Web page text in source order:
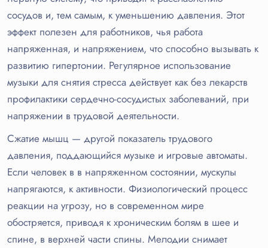
сосудов и, тем самым, к уменьшению давления. Этот
эффект полезен для работников, чья работа
напряженная, и напряжением, что способно вызывать к
развитию гипертонии. Регулярное использование
музыки для снятия стресса действует как без лекарств
профилактики сердечно-сосудистых заболеваний, при
напряжении в трудовой деятельности.
Сжатие мышц — другой показатель трудового
давления, поддающийся музыке и игровые автоматы.
Если человек в в напряженном состоянии, мускулы
напрягаются, к активности. Физиологический процесс
реакции на угрозу, но в современном мире
обостряется, приводя к хроническим болям в шее и
спине, в верхней части спины. Мелодии снимает